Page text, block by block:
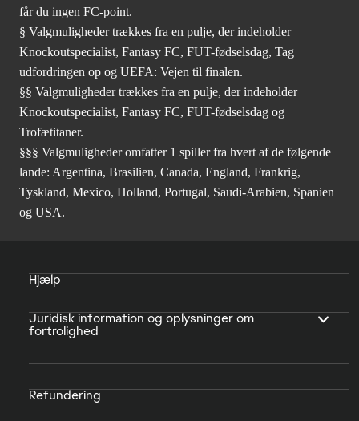
får du ingen FC-point.
§ Valgmuligheder trækkes fra en pulje, der indeholder
Knockoutspecialist, Fantasy FC, FUT-fødselsdag, Tag
udfordringen op og UEFA: Vejen til finalen.
§§ Valgmuligheder trækkes fra en pulje, der indeholder
Knockoutspecialist, Fantasy FC, FUT-fødselsdag og
Trofætitaner.
§§§ Valgmuligheder omfatter 1 spiller fra hvert af de følgende
lande: Argentina, Brasilien, Canada, England, Frankrig,
Tyskland, Mexico, Holland, Portugal, Saudi-Arabien, Spanien
og USA.
Hjælp
Juridisk information og oplysninger om
fortrolighed
Refundering